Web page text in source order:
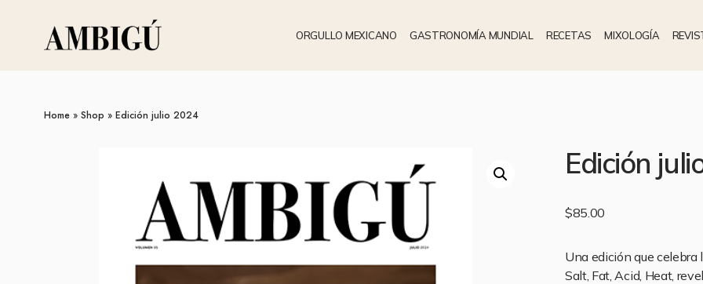
ORGULLO MEXICANO GASTRONOMÍA MUNDIAL RECETAS MIXOLOGÍA
Home » Shop » Edición julio 2024
Edición
$85.00
Una edición que celebra
Salt, Fat, Acid, Heat,